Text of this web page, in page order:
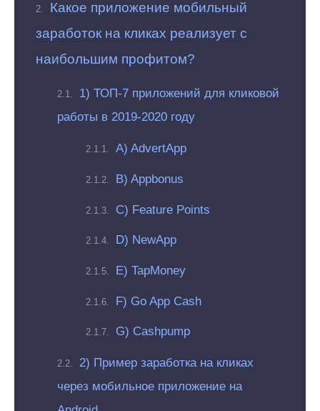
Какое приложение мобильный
заработок на кликах реализует с
наибольшим профитом?
1) ТОП-7 приложений для кликовой
работы в 2019-2020 году
A) AdvertApp
B) Appbonus
C) Feature Points
D) NewApp
E) TapMoney
F) Go App Cash
G) Cashpump
2) Пример заработка на кликах
через мобильное приложение на